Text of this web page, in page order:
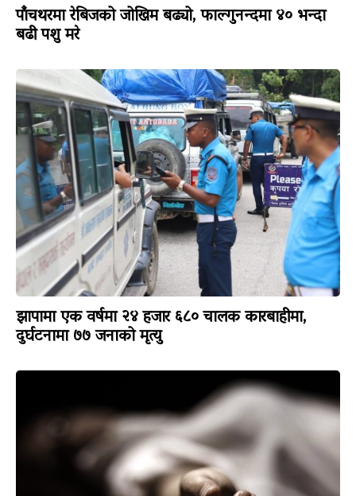
पाँचथरमा रेबिजको जोखिम बढ्यो, फाल्गुनन्दमा ४० भन्दा
बढी पशु मरे
झापामा एक वर्षमा २४ हजार ६८० चालक कारबाहीमा,
दुर्घटनामा ७७ जनाको मृत्यु